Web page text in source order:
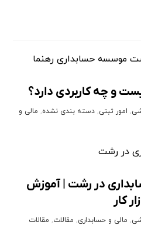
و چه کاربردی دارد؟
, امور ثبتی,دسته بندی نشده, مالی و
در رشت | آموزش
کار
, مالی و حسابداری, مقالات, مقالات